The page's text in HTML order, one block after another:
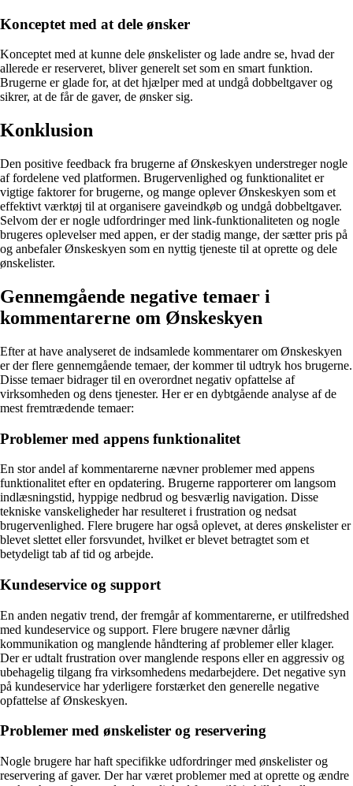
Konceptet med at dele ønsker
Konceptet med at kunne dele ønskelister og lade andre se, hvad der
allerede er reserveret, bliver generelt set som en smart funktion.
Brugerne er glade for, at det hjælper med at undgå dobbeltgaver og
sikrer, at de får de gaver, de ønsker sig.
Konklusion
Den positive feedback fra brugerne af Ønskeskyen understreger nogle
af fordelene ved platformen. Brugervenlighed og funktionalitet er
vigtige faktorer for brugerne, og mange oplever Ønskeskyen som et
effektivt værktøj til at organisere gaveindkøb og undgå dobbeltgaver.
Selvom der er nogle udfordringer med link-funktionaliteten og nogle
brugeres oplevelser med appen, er der stadig mange, der sætter pris på
og anbefaler Ønskeskyen som en nyttig tjeneste til at oprette og dele
ønskelister.
Gennemgående negative temaer i
kommentarerne om Ønskeskyen
Efter at have analyseret de indsamlede kommentarer om Ønskeskyen
er der flere gennemgående temaer, der kommer til udtryk hos brugerne.
Disse temaer bidrager til en overordnet negativ opfattelse af
virksomheden og dens tjenester. Her er en dybtgående analyse af de
mest fremtrædende temaer:
Problemer med appens funktionalitet
En stor andel af kommentarerne nævner problemer med appens
funktionalitet efter en opdatering. Brugerne rapporterer om langsom
indlæsningstid, hyppige nedbrud og besværlig navigation. Disse
tekniske vanskeligheder har resulteret i frustration og nedsat
brugervenlighed. Flere brugere har også oplevet, at deres ønskelister er
blevet slettet eller forsvundet, hvilket er blevet betragtet som et
betydeligt tab af tid og arbejde.
Kundeservice og support
En anden negativ trend, der fremgår af kommentarerne, er utilfredshed
med kundeservice og support. Flere brugere nævner dårlig
kommunikation og manglende håndtering af problemer eller klager.
Der er udtalt frustration over manglende respons eller en aggressiv og
ubehagelig tilgang fra virksomhedens medarbejdere. Det negative syn
på kundeservice har yderligere forstærket den generelle negative
opfattelse af Ønskeskyen.
Problemer med ønskelister og reservering
Nogle brugere har haft specifikke udfordringer med ønskelister og
reservering af gaver. Der har været problemer med at oprette og ændre